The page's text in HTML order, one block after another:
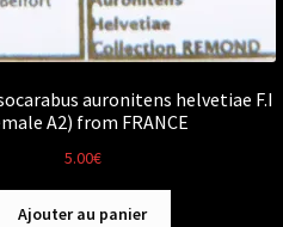
auronitens helvetiae F.I
A2) from FRANCE
5.00€
Ajouter au panier